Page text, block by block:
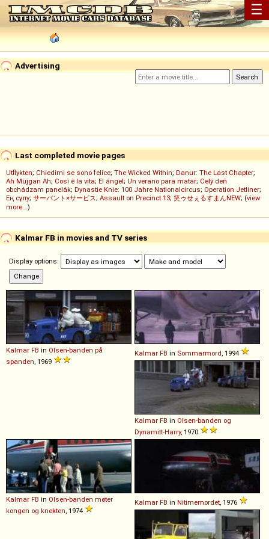
☰
Advertising
Last completed movie pages
Utflykten; Chiedimi se sono felice; The Wicked Within; Danur: The Last Chapter;
Ah Müjgan Ah; Così è la vita; El ángel; Un verano para matar; Celý deň
obchádzam panelák; Dynastie Knie: 100 Jahre Nationalcircus; Operation Jetliner;
Ең сұлу; サーバント×サービス; Assault on Precinct 13; 笑ゥせぇるすまんNEW; (view
more...)
Kalmar FB in movies and TV series
Display options:
Kalmar FB in Olsen-banden på
spanden , 1969
Kalmar FB in Sommarmord , 1994
Kalmar FB in Olsen-banden og
Dynamitt-Harry, 1970
Kalmar FB in Olsen-banden møter
kongen og knekten , 1974
Kalmar FB in Nitimemordet , 1976